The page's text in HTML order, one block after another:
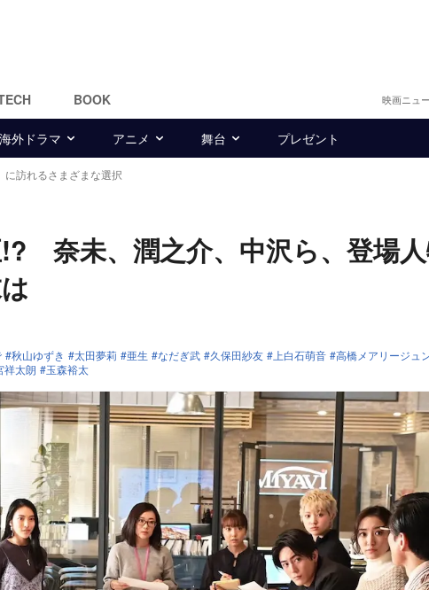
BOOK 映画ニュ
海外ドラマ アニメ 舞台 プレゼント
に訪れるさまざまな選択
!? 奈未、潤之介、中沢ら、登場
秋山ゆずき 太田夢莉 亜生 なだぎ武 久保田紗友 上白石萌音
高橋メアリージュ
祥太朗 玉森裕太